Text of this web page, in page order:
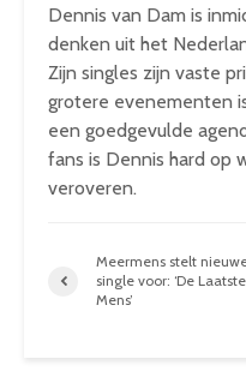
Dennis van Dam is
denken uit het
Zijn singles zijn vaste
grotere evenementen
een goedgevulde
fans is Dennis hard op
veroveren.
Meermens stelt
single voor: ‘De Laatste
Mens’